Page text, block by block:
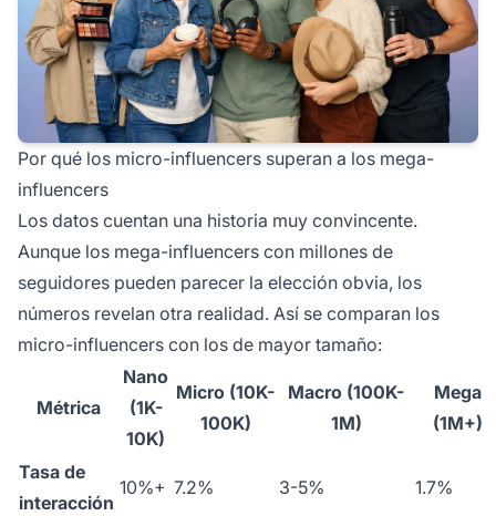
Por qué los micro-influencers superan a los mega-
influencers
Los datos cuentan una historia muy convincente.
Aunque los mega-influencers con millones de
seguidores pueden parecer la elección obvia, los
números revelan otra realidad. Así se comparan los
micro-influencers con los de mayor tamaño:
Métrica
Nano
(1K-
10K)
Micro (10K-
100K)
Macro (100K-
1M)
Mega
(1M+)
Tasa de
interacción
10%+ 7.2% 3-5% 1.7%